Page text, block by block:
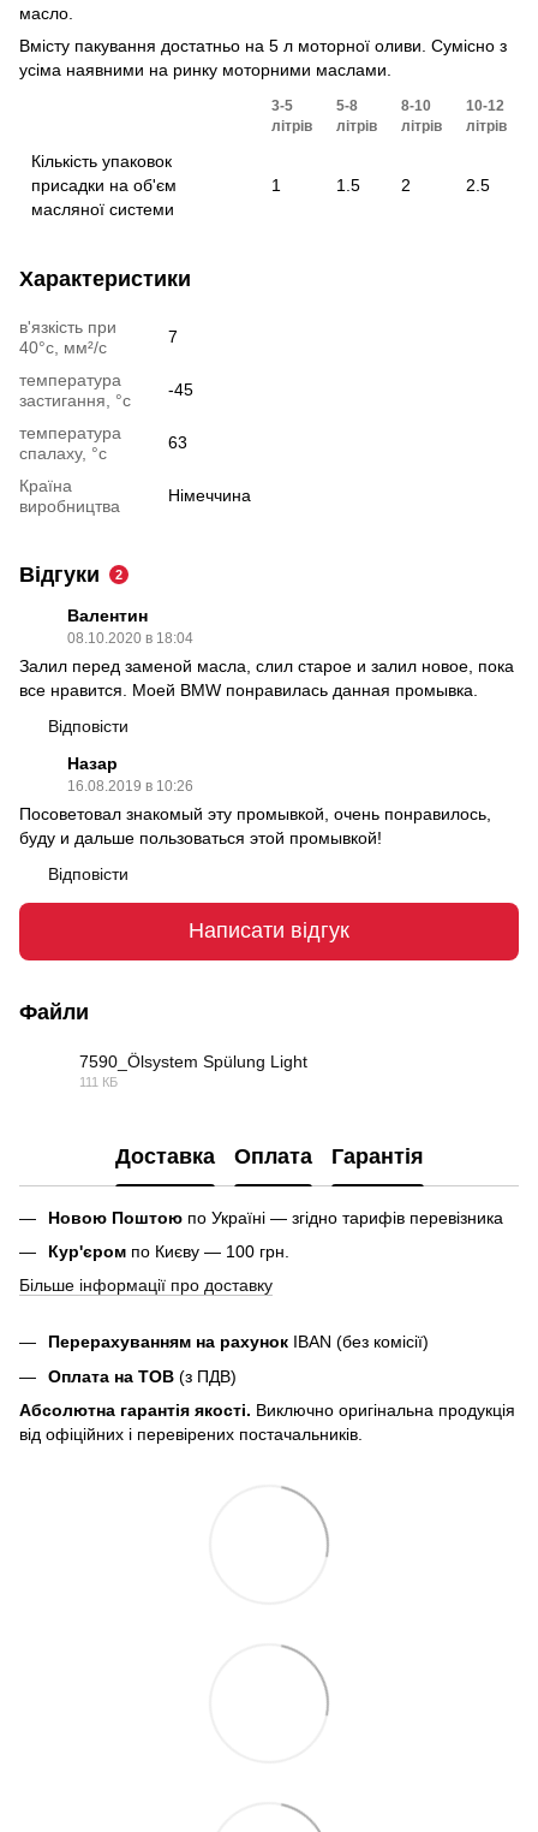
масло.
Вмісту пакування достатньо на 5 л моторної оливи. Сумісно з
усіма наявними на ринку моторними маслами.
3-5
літрів
5-8
літрів
8-10
літрів
10-12
літрів
Кількість упаковок
присадки на об'єм
масляної системи
1 1.5 2 2.5
Характеристики
в'язкість при
40°c, мм²/с
7
температура
застигання, °c
-45
температура
спалаху, °c
63
Країна
виробництва
Німеччина
Відгуки 2
Валентин
08.10.2020 в 18:04
Залил перед заменой масла, слил старое и залил новое, пока
все нравится. Моей BMW понравилась данная промывка.
Відповісти
Назар
16.08.2019 в 10:26
Посоветовал знакомый эту промывкой, очень понравилось,
буду и дальше пользоваться этой промывкой!
Відповісти
Написати відгук
Файли
7590_Ölsystem Spülung Light
111 КБ
Доставка Оплата Гарантія
Новою Поштою по Україні — згідно тарифів перевізника
Кур'єром по Києву — 100 грн.
Більше інформації про доставку
Перерахуванням на рахунок IBAN (без комісії)
Оплата на ТОВ (з ПДВ)
Абсолютна гарантія якості. Виключно оригінальна продукція
від офіційних і перевірених постачальників.